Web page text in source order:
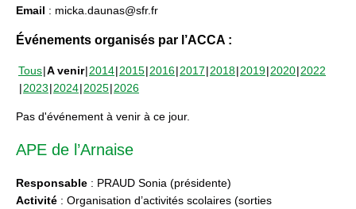
Email : micka.daunas@sfr.fr
Événements organisés par l’ACCA :
Tous A venir 2014 2015 2016 2017 2018 2019 2020 2022
2023 2024 2025 2026
Pas d'événement à venir à ce jour.
APE de l’Arnaise
Responsable : PRAUD Sonia (présidente)
Activité : Organisation d’activités scolaires (sorties